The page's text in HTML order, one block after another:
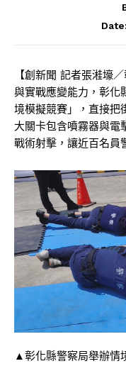
Date:
【創新聞 記者張溎壕
與實戰應變能力，彰化
境模擬競賽」，直接把
大關卡包含噴霧器與電
戰術射擊，讓近百名員
▲彰化縣警察局舉辦情